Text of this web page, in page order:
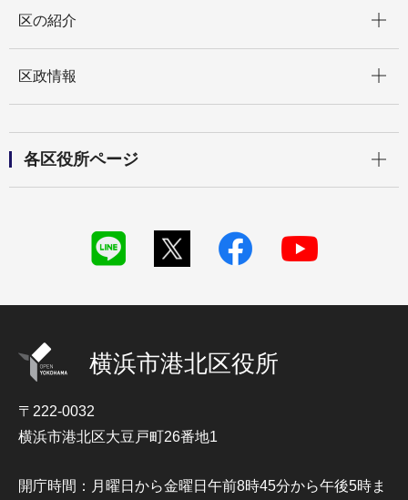
区の紹介
区政情報
各区役所ページ
横浜市港北区役所
〒222-0032
横浜市港北区大豆戸町26番地1
開庁時間：月曜日から金曜日午前8時45分から午後5時ま